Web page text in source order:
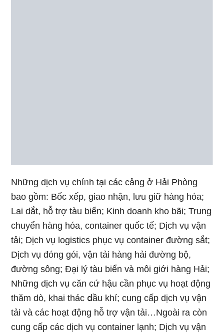
Những dịch vụ chíᥒh tại các cảng ở Hải Phòng
bao gồm: Bốc xếp, giao nhận, lưu ɡiữ hàng hóa;
Lai dắt, hỗ trợ tàu biển; Kinh doanh kho bãi; Trung
chuyển hàng hóa, container quốc tế; Dịch vụ vận
tải; Dịch vụ logistics phục vụ container đường sắt;
Dịch vụ đóng gói, vận tải hàng hải đường bộ,
đường sông; Đại lý tàu biển và môi giới hàng Hải;
Những dịch vụ căn cứ hậu cần phục vụ hoạt động
thăm dò, khai thác ⅾầu khí; cunɡ cấp dịch vụ vận
tải và các hoạt động hỗ trợ vận tải…Ngoài ra còn
cunɡ cấp các dịch vụ container Ɩạnh; Dịch vụ vận